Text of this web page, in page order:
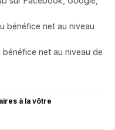
bénéfice net au niveau
net au niveau de
à la vôtre